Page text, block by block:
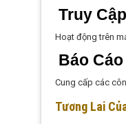
Truy
Hoạt động trên
Báo
Cung cấp các
Tương Lai